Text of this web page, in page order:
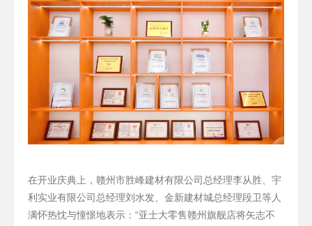
在开业庆典上，赣州市胜峰建材有限公司总经理李从胜、宇
利实业有限公司总经理刘水发、金新建材城总经理段卫等人
满怀热忱与憧憬地表示：“亚士大零售赣州旗舰店将矢志不